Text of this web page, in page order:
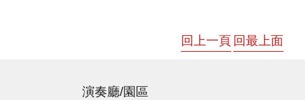
回上一頁 回最上面
演奏廳/園區